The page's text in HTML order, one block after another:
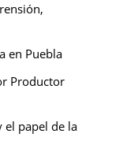
en Puebla
Productor
el papel de la